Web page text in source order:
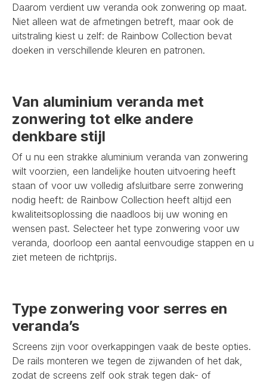
Daarom verdient uw veranda ook zonwering op maat.
Niet alleen wat de afmetingen betreft, maar ook de
uitstraling kiest u zelf: de Rainbow Collection bevat
doeken in verschillende kleuren en patronen.
Van aluminium veranda met
zonwering tot elke andere
denkbare stijl
Of u nu een strakke aluminium veranda van zonwering
wilt voorzien, een landelijke houten uitvoering heeft
staan of voor uw volledig afsluitbare serre zonwering
nodig heeft: de Rainbow Collection heeft altijd een
kwaliteitsoplossing die naadloos bij uw woning en
wensen past. Selecteer het type zonwering voor uw
veranda, doorloop een aantal eenvoudige stappen en u
ziet meteen de richtprijs.
Type zonwering voor serres en
veranda’s
Screens zijn voor overkappingen vaak de beste opties.
De rails monteren we tegen de zijwanden of het dak,
zodat de screens zelf ook strak tegen dak- of